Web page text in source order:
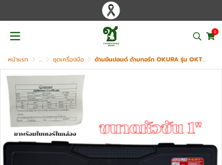
0
หน้าแรก ... ชุดเครื่องมือ ด้ามขันปอนด์ ด้ามทอร์ก OKURA รุ่น OKTW-8A